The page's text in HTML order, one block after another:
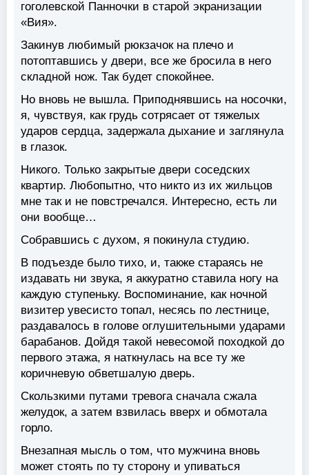
гоголевской Панночки в старой экранизации
«Вия».
Закинув любимый рюкзачок на плечо и
потоптавшись у двери, все же бросила в него
складной нож. Так будет спокойнее.
Но вновь не вышла. Приподнявшись на носочки,
я, чувствуя, как грудь сотрясает от тяжелых
ударов сердца, задержала дыхание и заглянула
в глазок.
Никого. Только закрытые двери соседских
квартир. Любопытно, что никто из их жильцов
мне так и не повстречался. Интересно, есть ли
они вообще…
Собравшись с духом, я покинула студию.
В подъезде было тихо, и, также стараясь не
издавать ни звука, я аккуратно ставила ногу на
каждую ступеньку. Воспоминание, как ночной
визитер увесисто топал, несясь по лестнице,
раздавалось в голове оглушительными ударами
барабанов. Дойдя такой невесомой походкой до
первого этажа, я наткнулась на все ту же
коричневую обветшалую дверь.
Скользкими путами тревога сначала сжала
желудок, а затем взвилась вверх и обмотала
горло.
Внезапная мысль о том, что мужчина вновь
может стоять по ту сторону и упиваться